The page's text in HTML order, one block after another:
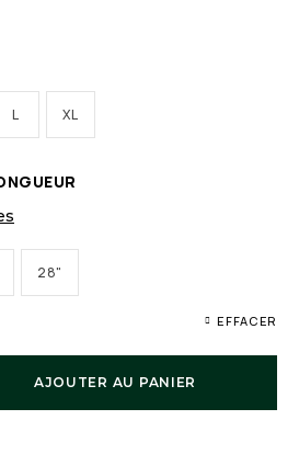
L XL
28"
EFFACER
AJOUTER AU PANIER